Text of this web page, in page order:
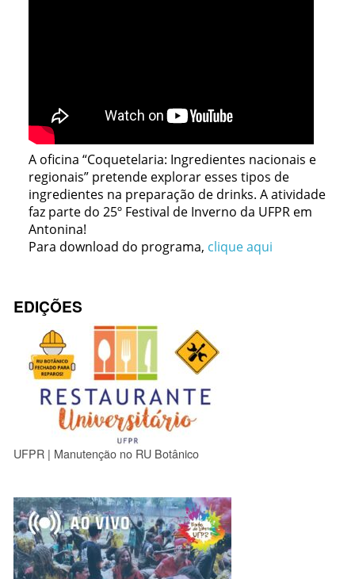
A oficina “Coquetelaria: Ingredientes nacionais e
regionais” pretende explorar esses tipos de
ingredientes na preparação de drinks. A atividade
faz parte do 25º Festival de Inverno da UFPR em
Antonina!
Para download do programa, clique aqui
EDIÇÕES
UFPR | Manutenção no RU Botânico